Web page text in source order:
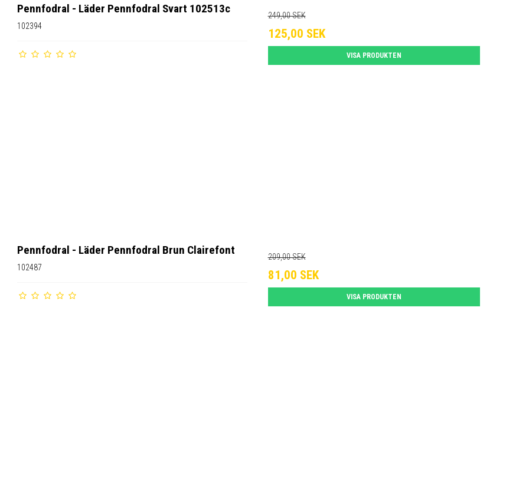
Pennfodral - Läder Pennfodral Svart 102513c
102394
249,00 SEK
125,00 SEK
VISA PRODUKTEN
Pennfodral - Läder Pennfodral Brun Clairefont
102487
209,00 SEK
81,00 SEK
VISA PRODUKTEN